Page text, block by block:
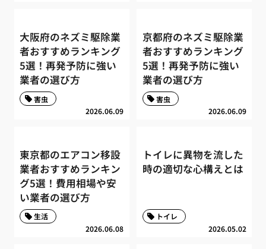
大阪府のネズミ駆除業
者おすすめランキング
5選！再発予防に強い
業者の選び方
2026.06.09
害虫
京都府のネズミ駆除業
者おすすめランキング
5選！再発予防に強い
業者の選び方
2026.06.09
害虫
東京都のエアコン移設
業者おすすめランキン
グ5選！費用相場や安
い業者の選び方
2026.06.08
生活
トイレに異物を流した
時の適切な心構えとは
2026.05.02
トイレ